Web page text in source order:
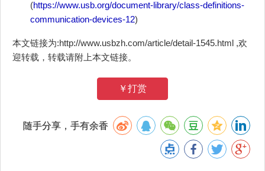
(https://www.usb.org/document-library/class-definitions-
communication-devices-12)
本文链接为:http://www.usbzh.com/article/detail-1545.html ,欢
迎转载，转载请附上本文链接。
￥打赏
随手分享，手有余香